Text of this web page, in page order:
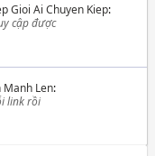
Gioi Ai Chuyen Kiep:
cập được
Manh Len:
link rồi